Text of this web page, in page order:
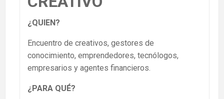
¿QUIEN?
Encuentro de creativos, gestores de
conocimiento, emprendedores, tecnólogos,
empresarios y agentes financieros.
¿PARA QUÉ?